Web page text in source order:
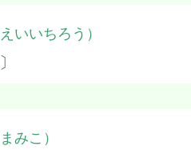
いいちろう）
みこ）